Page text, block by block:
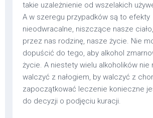
takie uzależnienie od wszelakich
A w szeregu przypadków są to efekty
nieodwracalne, niszczące nasze
przez nas rodzinę, nasze życie. Nie
dopuścić do tego, aby alkohol
życie. A niestety wielu alkoholików nie
walczyć z nałogiem, by walczyć z
zapoczątkować leczenie konieczne
do decyzji o podjęciu kuracji.